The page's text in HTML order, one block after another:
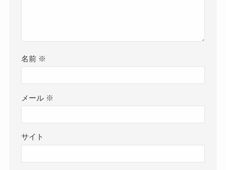
名前 ※
メール ※
サイト